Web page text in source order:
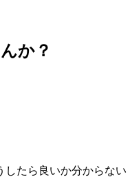
か？
したら良いか分からない